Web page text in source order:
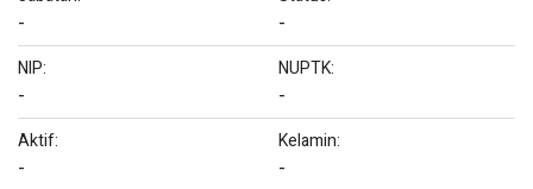
- -
NIP:
-
NUPTK:
-
Aktif:
-
Kelamin:
-